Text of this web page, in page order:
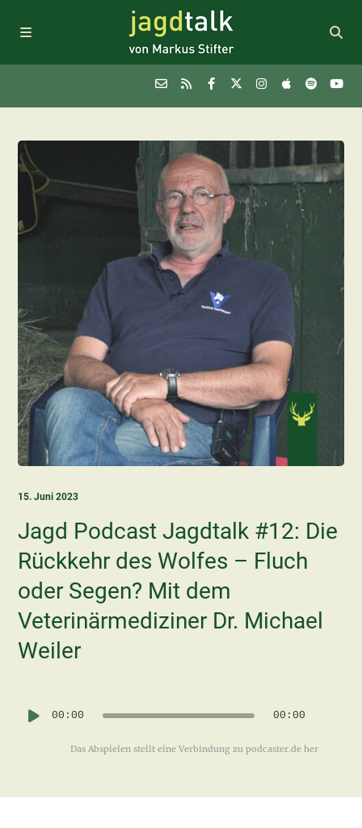
Themen
FAQ
Newsletter
Über
15. Juni 2023
Jagd Podcast Jagdtalk #12: Die
Rückkehr des Wolfes – Fluch
oder Segen? Mit dem
Veterinärmediziner Dr. Michael
Weiler
00:00 00:00